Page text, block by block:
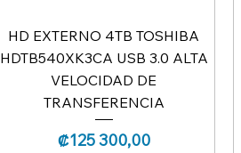
HD EXTERNO 4TB TOSHIBA
HDTB540XK3CA USB 3.0 ALTA
VELOCIDAD DE
TRANSFERENCIA
Precio
₡125 300,00